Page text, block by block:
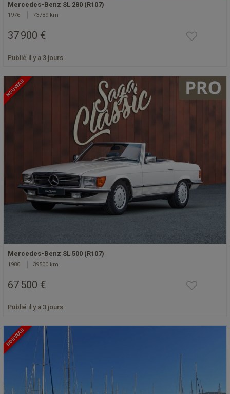
Mercedes-Benz SL 280 (R107)
1976 73789 km
37 900 €
Publié il y a 3 jours
NOUVEAU
Mercedes-Benz SL 500 (R107)
1980 39500 km
67 500 €
Publié il y a 3 jours
NOUVEAU